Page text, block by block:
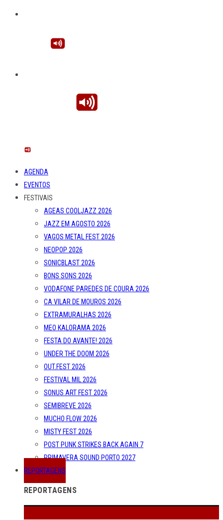
AGENDA
EVENTOS
FESTIVAIS
AGEAS COOLJAZZ 2026
JAZZ EM AGOSTO 2026
VAGOS METAL FEST 2026
NEOPOP 2026
SONICBLAST 2026
BONS SONS 2026
VODAFONE PAREDES DE COURA 2026
CA VILAR DE MOUROS 2026
EXTRAMURALHAS 2026
MEO KALORAMA 2026
FESTA DO AVANTE! 2026
UNDER THE DOOM 2026
OUT.FEST 2026
FESTIVAL MIL 2026
SONUS ART FEST 2026
SEMIBREVE 2026
MUCHO FLOW 2026
MISTY FEST 2026
POST PUNK STRIKES BACK AGAIN 7
PRIMAVERA SOUND PORTO 2027
REPORTAGENS
REPORTAGENS